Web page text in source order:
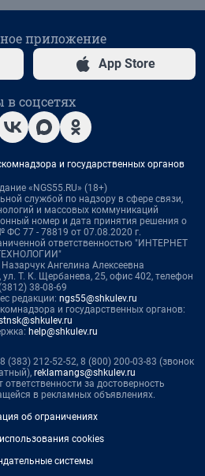
приложение
App Store
соцсетях
и государственных органов
«NGS55.RU» (18+)
службой по надзору в сфере связи,
и массовых коммуникаций
номер и дата принятия решения о
ФС 77 - 78819 от 07.08.2020 г.
ответственностью "ИНТЕРНЕТ
Ангелина Алексеевна
Т. К. Щербанева, 25, офис 402, телефон
38-08-69
редакции: ngs55@shkulev.ru
и государственных органов:
help@shkulev.ru
(383) 212-52-52, 8 (800) 200-03-83 (звонок
reklamangs@shkulev.ru
ответственности за достоверность
в рекламных объявлениях.
об ограничениях
cookies
системы